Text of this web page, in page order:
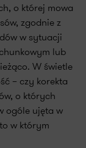
o której mowa
zgodnie z
w sytuacji
lub
W świetle
– czy korekta
o których
ogóle ujęta w
w którym